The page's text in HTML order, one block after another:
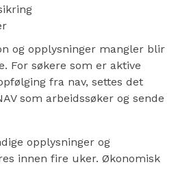
og opplysninger mangler blir
For søkere som er aktive
fra nav, settes det
som arbeidssøker og sende
opplysninger og
innen fire uker. Økonomisk